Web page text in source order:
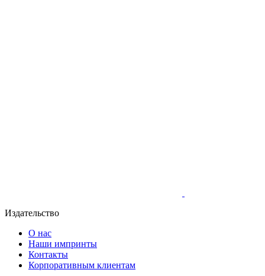
Издательство
О нас
Наши импринты
Контакты
Корпоративным клиентам